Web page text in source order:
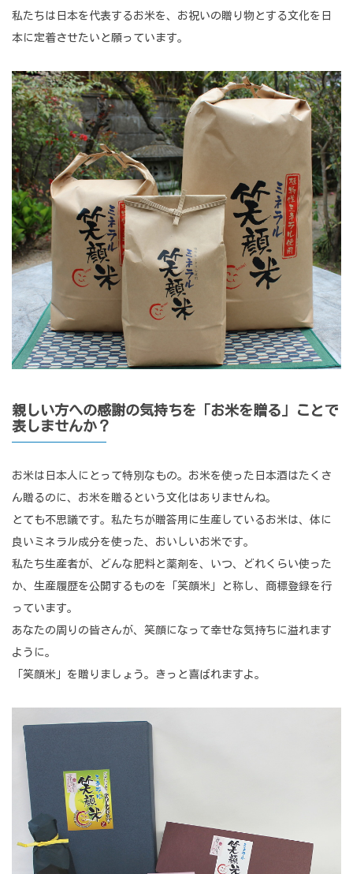
私たちは日本を代表するお米を、お祝いの贈り物とする文化を日
本に定着させたいと願っています。
親しい方への感謝の気持ちを「お米を贈る」ことで
表しませんか？
お米は日本人にとって特別なもの。お米を使った日本酒はたくさ
ん贈るのに、お米を贈るという文化はありませんね。
とても不思議です。私たちが贈答用に生産しているお米は、体に
良いミネラル成分を使った、おいしいお米です。
私たち生産者が、どんな肥料と薬剤を、いつ、どれくらい使った
か、生産履歴を公開するものを「笑顔米」と称し、商標登録を行
っています。
あなたの周りの皆さんが、笑顔になって幸せな気持ちに溢れます
ように。
「笑顔米」を贈りましょう。きっと喜ばれますよ。